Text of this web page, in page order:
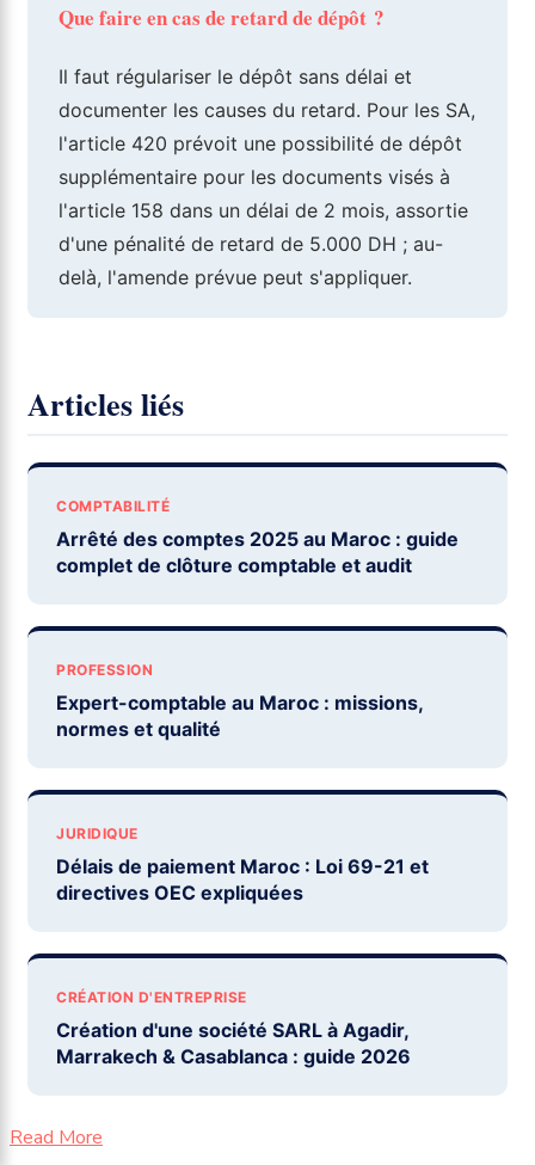
Que faire en cas de retard de dépôt ?
Il faut régulariser le dépôt sans délai et
documenter les causes du retard. Pour les SA,
l'article 420 prévoit une possibilité de dépôt
supplémentaire pour les documents visés à
l'article 158 dans un délai de 2 mois, assortie
d'une pénalité de retard de 5.000 DH ; au-
delà, l'amende prévue peut s'appliquer.
Articles liés
COMPTABILITÉ
Arrêté des comptes 2025 au Maroc : guide
complet de clôture comptable et audit
PROFESSION
Expert-comptable au Maroc : missions,
normes et qualité
JURIDIQUE
Délais de paiement Maroc : Loi 69-21 et
directives OEC expliquées
CRÉATION D'ENTREPRISE
Création d'une société SARL à Agadir,
Marrakech & Casablanca : guide 2026
Read More